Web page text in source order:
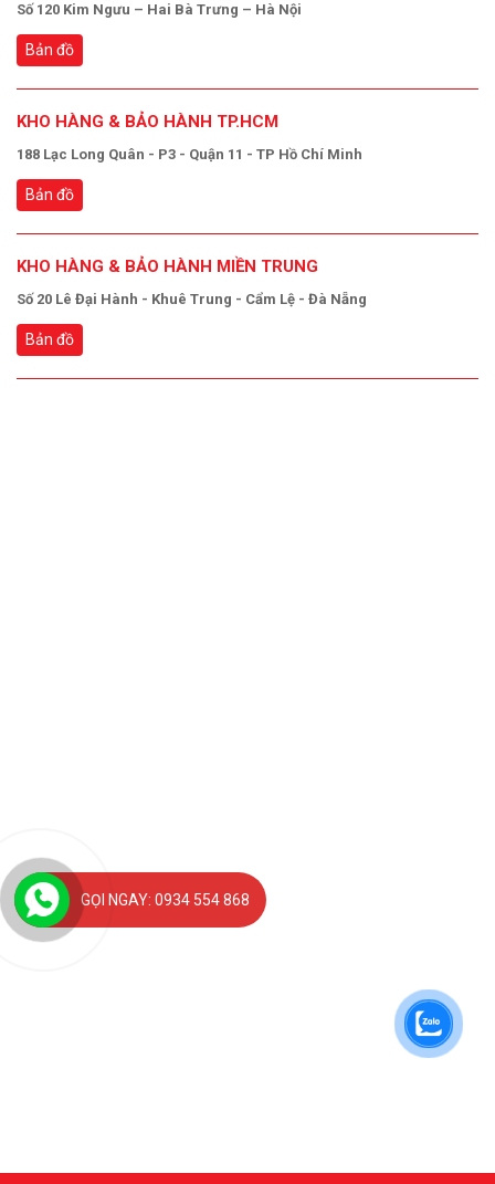
Số 120 Kim Ngưu – Hai Bà Trưng – Hà Nội
Bản đồ
KHO HÀNG & BẢO HÀNH TP.HCM
188 Lạc Long Quân - P3 - Quận 11 - TP Hồ Chí Minh
Bản đồ
KHO HÀNG & BẢO HÀNH MIỀN TRUNG
Số 20 Lê Đại Hành - Khuê Trung - Cẩm Lệ - Đà Nẵng
Bản đồ
GỌI NGAY: 0934 554 868